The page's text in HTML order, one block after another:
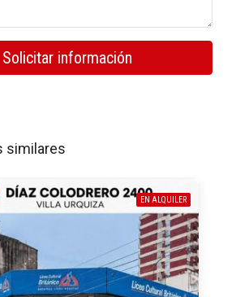
Solicitar información
similares
EN ALQUILER